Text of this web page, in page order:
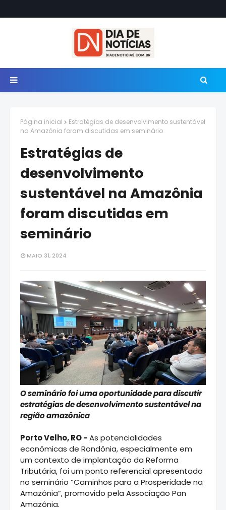
Página inicial
Estratégias de desenvolvimento sustentável
na Amazônia foram discutidas em seminário
Estratégias de
desenvolvimento
sustentável na Amazônia
foram discutidas em
seminário
MAIO 31, 2024
O seminário foi uma oportunidade para discutir
estratégias de desenvolvimento sustentável na
região amazônica
Porto Velho, RO -As potencialidades
econômicas de Rondônia, especialmente em
um contexto de implantação da Reforma
Tributária, foi um ponto referencial apresentado
no seminário “Caminhos para a Prosperidade na
Amazônia”, promovido pela Associação Pan
Amazônia.